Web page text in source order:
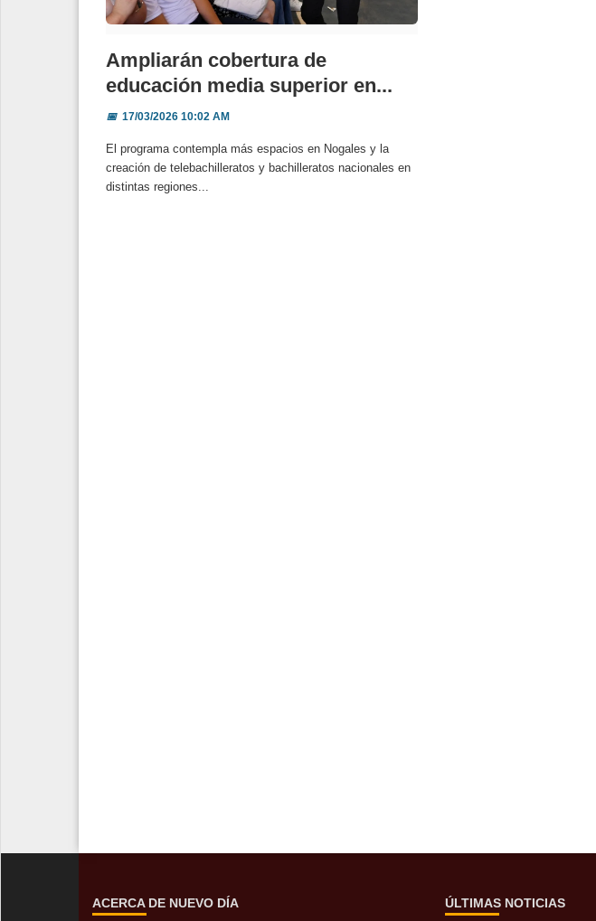
Ampliarán cobertura de
educación media superior en...
📅17/03/2026 10:02 AM
El programa contempla más espacios en Nogales y la
creación de telebachilleratos y bachilleratos nacionales en
distintas regiones...
ACERCA DE NUEVO DÍA ÚLTIMAS NOTICIAS